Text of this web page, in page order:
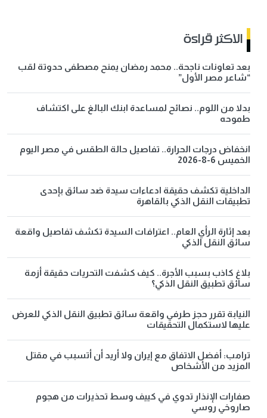
الاكثر قراءة
بعد تعاونات ناجحة.. محمد رمضان يمنح مصطفى حدوتة لقب
“شاعر مصر الأول”
بدلا من اللوم.. نصائح لمساعدة ابنك البالغ على اكتشاف
طموحه
انخفاض درجات الحرارة.. تفاصيل حالة الطقس في مصر اليوم
الخميس 6-8-2026
الداخلية تكشف حقيقة ادعاءات سيدة ضد سائق بإحدى
تطبيقات النقل الذكي بالقاهرة
بعد إثارة الرأي العام.. اعترافات السيدة تكشف تفاصيل واقعة
سائق النقل الذكي
بلاغ كاذب بسبب الأجرة.. كيف كشفت التحريات حقيقة أزمة
سائق تطبيق النقل الذكي؟
النيابة تقرر حجز طرفي واقعة سائق تطبيق النقل الذكي للعرض
عليها لاستكمال التحقيقات
ترامب: أفضل الاتفاق مع إيران ولا أريد أن أتسبب في مقتل
المزيد من الأشخاص
صفارات الإنذار تدوي في كييف وسط تحذيرات من هجوم
صاروخي روسي